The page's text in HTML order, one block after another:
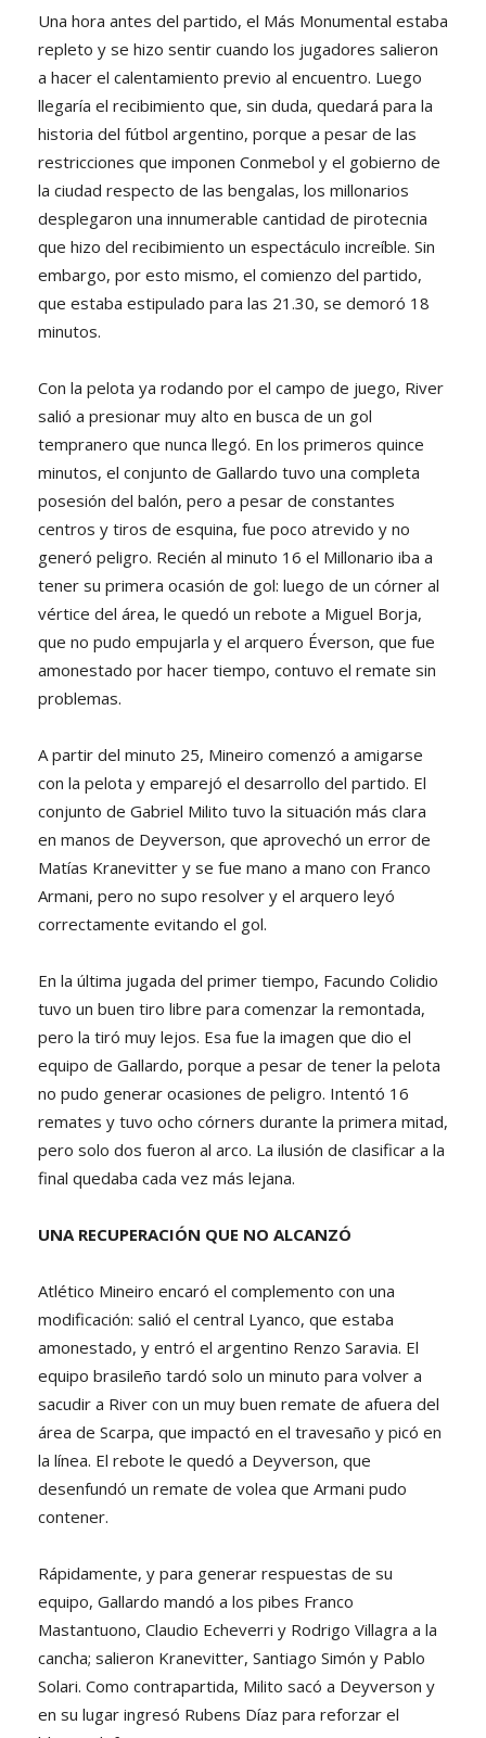
Una hora antes del partido, el Más Monumental estaba
repleto y se hizo sentir cuando los jugadores salieron
a hacer el calentamiento previo al encuentro. Luego
llegaría el recibimiento que, sin duda, quedará para la
historia del fútbol argentino, porque a pesar de las
restricciones que imponen Conmebol y el gobierno de
la ciudad respecto de las bengalas, los millonarios
desplegaron una innumerable cantidad de pirotecnia
que hizo del recibimiento un espectáculo increíble. Sin
embargo, por esto mismo, el comienzo del partido,
que estaba estipulado para las 21.30, se demoró 18
minutos.
Con la pelota ya rodando por el campo de juego, River
salió a presionar muy alto en busca de un gol
tempranero que nunca llegó. En los primeros quince
minutos, el conjunto de Gallardo tuvo una completa
posesión del balón, pero a pesar de constantes
centros y tiros de esquina, fue poco atrevido y no
generó peligro. Recién al minuto 16 el Millonario iba a
tener su primera ocasión de gol: luego de un córner al
vértice del área, le quedó un rebote a Miguel Borja,
que no pudo empujarla y el arquero Éverson, que fue
amonestado por hacer tiempo, contuvo el remate sin
problemas.
A partir del minuto 25, Mineiro comenzó a amigarse
con la pelota y emparejó el desarrollo del partido. El
conjunto de Gabriel Milito tuvo la situación más clara
en manos de Deyverson, que aprovechó un error de
Matías Kranevitter y se fue mano a mano con Franco
Armani, pero no supo resolver y el arquero leyó
correctamente evitando el gol.
En la última jugada del primer tiempo, Facundo Colidio
tuvo un buen tiro libre para comenzar la remontada,
pero la tiró muy lejos. Esa fue la imagen que dio el
equipo de Gallardo, porque a pesar de tener la pelota
no pudo generar ocasiones de peligro. Intentó 16
remates y tuvo ocho córners durante la primera mitad,
pero solo dos fueron al arco. La ilusión de clasificar a la
final quedaba cada vez más lejana.
UNA RECUPERACIÓN QUE NO ALCANZÓ
Atlético Mineiro encaró el complemento con una
modificación: salió el central Lyanco, que estaba
amonestado, y entró el argentino Renzo Saravia. El
equipo brasileño tardó solo un minuto para volver a
sacudir a River con un muy buen remate de afuera del
área de Scarpa, que impactó en el travesaño y picó en
la línea. El rebote le quedó a Deyverson, que
desenfundó un remate de volea que Armani pudo
contener.
Rápidamente, y para generar respuestas de su
equipo, Gallardo mandó a los pibes Franco
Mastantuono, Claudio Echeverri y Rodrigo Villagra a la
cancha; salieron Kranevitter, Santiago Simón y Pablo
Solari. Como contrapartida, Milito sacó a Deyverson y
en su lugar ingresó Rubens Díaz para reforzar el